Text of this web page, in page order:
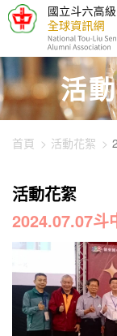
448-1344
活
首頁 活動花絮
活動花絮
2024.07.07斗